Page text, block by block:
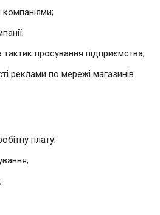
тактик просування підприємства;
реклами по мережі магазинів.
плату;